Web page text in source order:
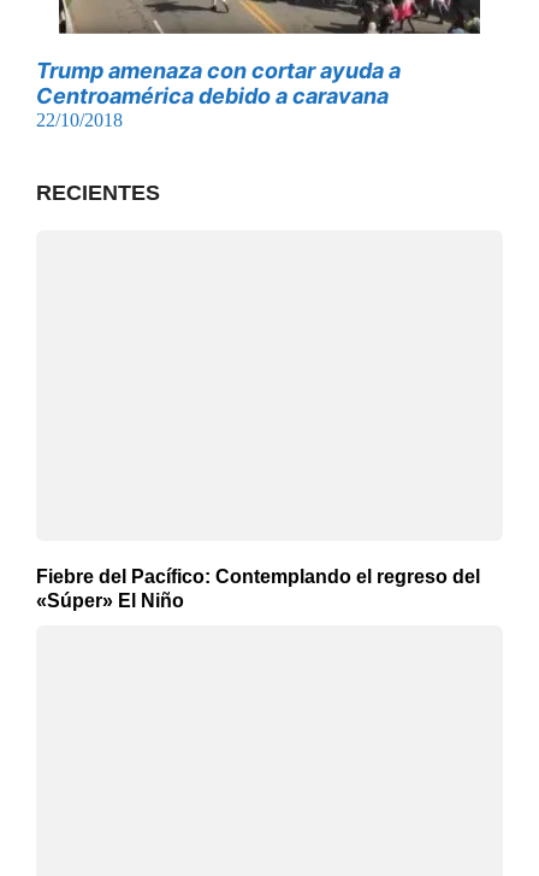
Trump amenaza con cortar ayuda a
Centroamérica debido a caravana
22/10/2018
RECIENTES
Fiebre del Pacífico: Contemplando el regreso del
«Súper» El Niño